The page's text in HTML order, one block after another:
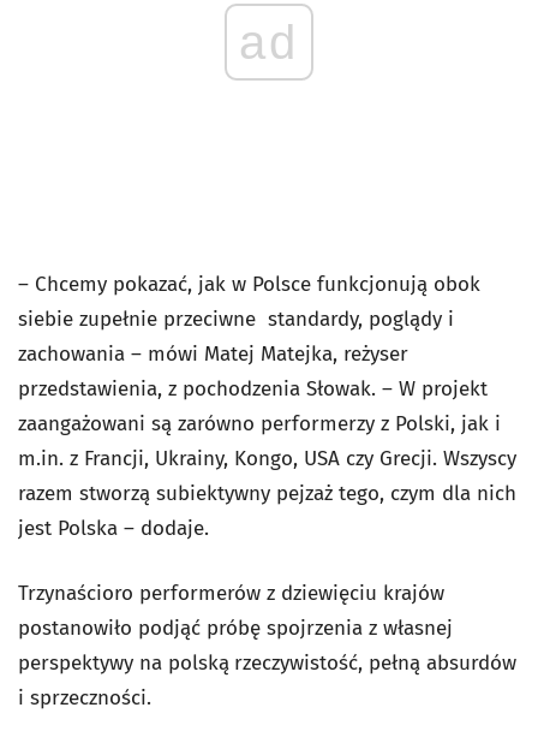
ad
– Chcemy pokazać, jak w Polsce funkcjonują obok
siebie zupełnie przeciwne standardy, poglądy i
zachowania – mówi Matej Matejka, reżyser
przedstawienia, z pochodzenia Słowak. – W projekt
zaangażowani są zarówno performerzy z Polski, jak i
m.in. z Francji, Ukrainy, Kongo, USA czy Grecji. Wszyscy
razem stworzą subiektywny pejzaż tego, czym dla nich
jest Polska – dodaje.
Trzynaścioro performerów z dziewięciu krajów
postanowiło podjąć próbę spojrzenia z własnej
perspektywy na polską rzeczywistość, pełną absurdów
i sprzeczności.